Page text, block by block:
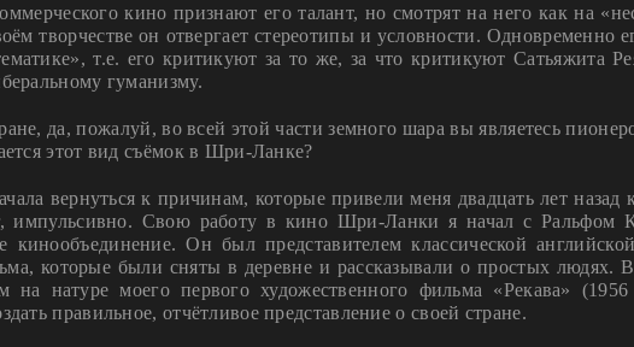
кино признают его талант, но смотрят на него как на
творчестве он отвергает стереотипы и условности. Одновременно
т.е. его критикуют за то же, за что критикуют Сатьяжита
гуманизму.
да, пожалуй, во всей этой части земного шара вы являетесь
этот вид съёмок в Шри-Ланке?
вернуться к причинам, которые привели меня двадцать лет
импульсивно. Свою работу в кино Шри-Ланки я начал с Ральфом
кинообъединение. Он был представителем классической
которые были сняты в деревне и рассказывали о простых людях.
на натуре моего первого художественного фильма «Рекава»
правильное, отчётливое представление о своей стране.